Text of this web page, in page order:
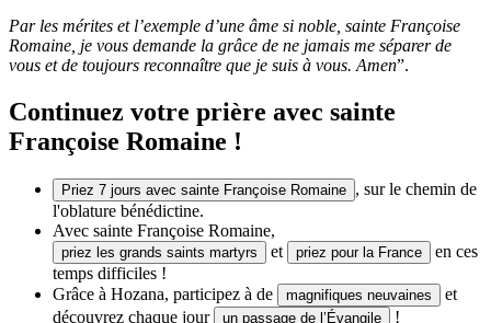
Par les mérites et l’exemple d’une âme si noble, sainte Françoise
Romaine, je vous demande la grâce de ne jamais me séparer de
vous et de toujours reconnaître que je suis à vous. Amen”.
Continuez votre prière avec sainte
Françoise Romaine !
Priez 7 jours avec sainte Françoise Romaine , sur le chemin de
l'oblature bénédictine.
Avec sainte Françoise Romaine,
priez les grands saints martyrs et priez pour la France
en ces
temps difficiles !
Grâce à Hozana, participez à de
magnifiques neuvaines
et
découvrez chaque jour
un passage de l’Évangile !